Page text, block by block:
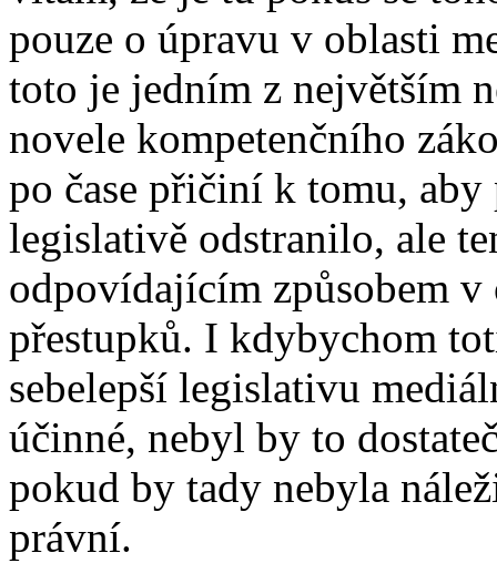
pouze o úpravu v oblasti
toto je jedním z největším
novele kompetenčního
po čase přičiní k tomu,
legislativě odstranilo, ale
odpovídajícím způsobem
přestupků. I kdybychom
sebelepší legislativu
účinné, nebyl by to
pokud by tady nebyla
právní.